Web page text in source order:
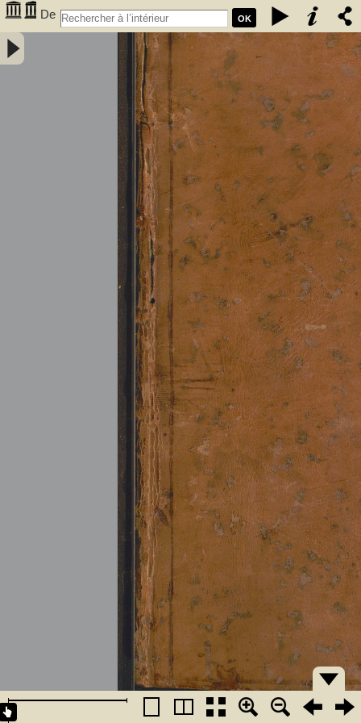
OK
De
l'électricité des végétaux : ouvrage dans lequel on traite de
l'électricité de l'atmosphere sur les plantes, de ses effets sur
l'économie des végétaux, de leurs vertus médico & nutritivo-
électriques, & principalement des moyens de pratique de l'appliquer
utilement à l'agriculture, avec l'invention d'un électro-végétometre .
Avec figures en taille-douce. Par M. l'Abbé Bertholon, de S. Lazare,
professeur de physique expérimentale des états généraux de la
province de Languedoc ... - Bertholon, Pierre Nicolas (abbé ; 1742-